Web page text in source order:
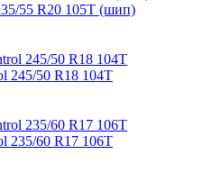
55 R20 105T (шип)
245/50 R18 104T
235/60 R17 106T